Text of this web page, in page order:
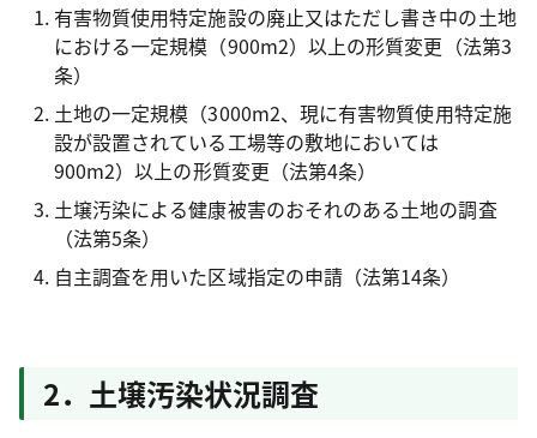
有害物質使用特定施設の廃止又はただし書き中の土地
における一定規模（900m2）以上の形質変更（法第3
条）
土地の一定規模（3000m2、現に有害物質使用特定施
設が設置されている工場等の敷地においては
900m2）以上の形質変更（法第4条）
土壌汚染による健康被害のおそれのある土地の調査
（法第5条）
自主調査を用いた区域指定の申請（法第14条）
2．土壌汚染状況調査